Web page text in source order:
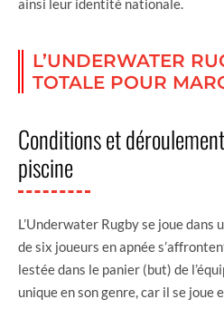
L’UNDERWATER
TOTALE POUR
Conditions et
piscine
L’Underwater Rugby se joue dans
de six joueurs en apnée
lestée dans le panier (but) de
unique en son genre, car il se joue